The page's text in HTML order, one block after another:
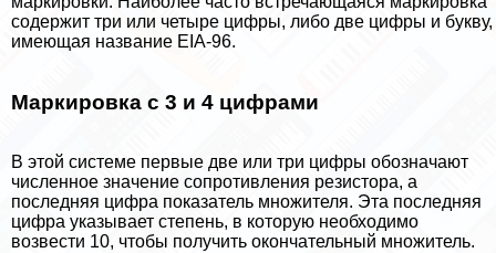
содержит три или четыре цифры, либо две цифры и букву,
имеющая название EIA-96.
Маркировка с 3 и 4 цифрами
В этой системе первые две или три цифры обозначают
численное значение сопротивления резистора, а
последняя цифра показатель множителя. Эта последняя
цифра указывает степень, в которую необходимо
возвести 10, чтобы получить окончательный множитель.